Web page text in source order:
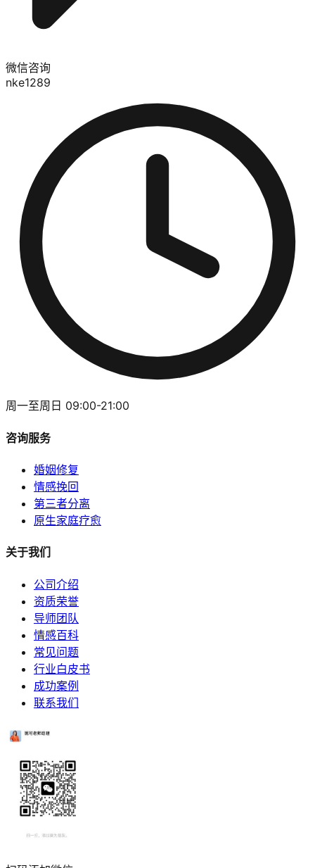
微信咨询
nke1289
周一至周日 09:00-21:00
咨询服务
婚姻修复
情感挽回
第三者分离
原生家庭疗愈
关于我们
公司介绍
资质荣誉
导师团队
情感百科
常见问题
行业白皮书
成功案例
联系我们